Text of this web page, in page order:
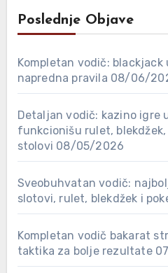
Poslednje Objave
Kompletan vodič:
napredna pravila 08/06/
Detaljan vodič: kazino igre
funkcionišu rulet,
stolovi 08/05/2026
Sveobuhvatan vodič:
slotovi, rulet, blekdžek i
Kompletan vodič bakarat
taktika za bolje rezultate